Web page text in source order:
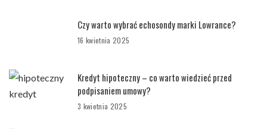
Czy warto wybrać echosondy marki Lowrance?
16 kwietnia 2025
Kredyt hipoteczny – co warto wiedzieć przed
podpisaniem umowy?
3 kwietnia 2025